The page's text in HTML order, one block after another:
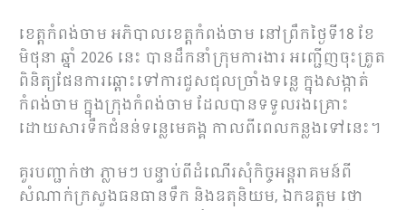
ខេត្តកំពង់ចាម អភិបាលខេត្តកំពង់ចាម នៅព្រឹកថ្ងៃទី18 ខែ
មិថុនា ឆ្នាំ 2026 នេះ បានដឹកនាំក្រុមការងារ អញ្ជើញចុះត្រួត
ពិនិត្យផែនការឆ្ពោះទៅការជួសជុលច្រាំងទន្លេ ក្នុងសង្កាត់
កំពង់ចាម ក្នុងក្រុងកំពង់ចាម ដែលបានទទួលរងគ្រោះ
ដោយសារទឹកជំនន់ទន្លេមេគង្គ កាលពីពេលកន្លងទៅនេះ។
គួរបញ្ជាក់ថា ភ្លាមៗ បន្ទាប់ពីដំណើរសុំកិច្ចអន្តរាគមន៍ពី
សំណាក់ក្រសួងធនធានទឹក និងឧតុនិយម, ឯកឧត្តម ថោ